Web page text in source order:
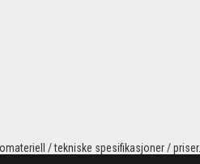
/ tekniske spesifikasjoner / priser.